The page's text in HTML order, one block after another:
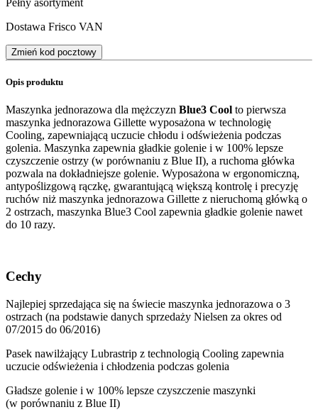
Dostawa Frisco VAN
Zmień kod pocztowy
Opis produktu
Maszynka jednorazowa dla mężczyzn Blue3 Cool to pierwsza
maszynka jednorazowa Gillette wyposażona w technologię
Cooling, zapewniającą uczucie chłodu i odświeżenia podczas
golenia. Maszynka zapewnia gładkie golenie i w 100% lepsze
czyszczenie ostrzy (w porównaniu z Blue II), a ruchoma główka
pozwala na dokładniejsze golenie. Wyposażona w ergonomiczną,
antypoślizgową rączkę, gwarantującą większą kontrolę i precyzję
ruchów niż maszynka jednorazowa Gillette z nieruchomą główką o
2 ostrzach, maszynka Blue3 Cool zapewnia gładkie golenie nawet
do 10 razy.
Cechy
Najlepiej sprzedająca się na świecie maszynka jednorazowa o 3
ostrzach (na podstawie danych sprzedaży Nielsen za okres od
07/2015 do 06/2016)
Pasek nawilżający Lubrastrip z technologią Cooling zapewnia
uczucie odświeżenia i chłodzenia podczas golenia
Gładsze golenie i w 100% lepsze czyszczenie maszynki
(w porównaniu z Blue II)